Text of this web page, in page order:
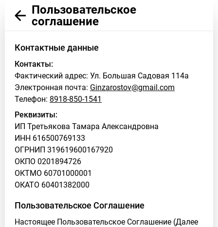
Пользовательское
соглашение
Контактные данные
Контакты:
Фактический адрес: Ул. Большая Садовая 114а
Электронная почта: Ginzarostov@gmail.com
Телефон: 8918-850-1541
Реквизиты:
ИП Третьякова Тамара Александровна
ИНН 616500769133
ОГРНИП 319619600167920
ОКПО 0201894726
ОКТМО 60701000001
ОКАТО 60401382000
Пользовательское Соглашение
Настоящее Пользовательское Соглашение (Далее